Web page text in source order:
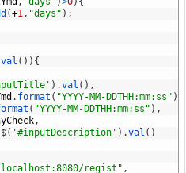
(+1, "days" ) ;
val ( ) ) {
) .val ( ) ,
. format ( "YYYY-MM-DDTHH:mm:ss" )
( "YYYY-MM-DDTHH:mm:ss" ) ,
,
$( '#inputDescription' ) .val ( )
regist" ,